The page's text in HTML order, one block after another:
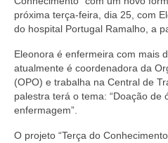
Editais e licitação
Fiscalização
Responsabilidade
Legislações
próxima terça-feira, dia 25, com
do hospital Portugal Ramalho, a
Eleonora é enfermeira com mais
atualmente é coordenadora da
(OPO) e trabalha na Central de
palestra terá o tema: “Doação de
enfermagem”.
O projeto “Terça do